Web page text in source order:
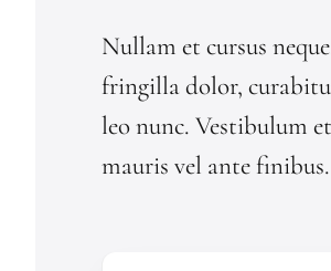
Nullam et cursus
fringilla dolor,
leo nunc. Vestibulum et
mauris vel ante finibus.